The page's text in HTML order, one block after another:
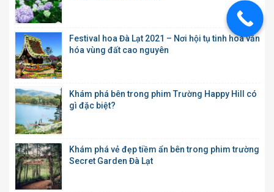
Festival hoa Đà Lạt 2021 – Nơi hội tụ tinh hoa văn
hóa vùng đất cao nguyên
Khám phá bên trong phim Trường Happy Hill có
gì đặc biệt?
Khám phá vẻ đẹp tiềm ẩn bên trong phim trường
Secret Garden Đà Lạt